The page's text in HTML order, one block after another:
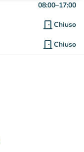
08:00–17:00
door_front Chiuso
door_front Chiuso